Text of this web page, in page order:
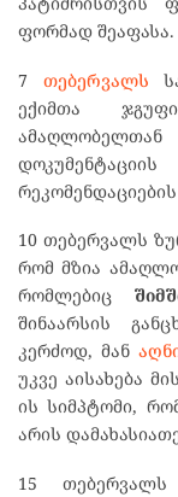
ფორმად შეაფასა.
7 თებერვალს
ექიმთა
10 თებერვალს
რომ მზია
რომლებიც
შინაარსის
კერძოდ, მან
უკვე აისახება
ის სიმპტომი,
არის
15